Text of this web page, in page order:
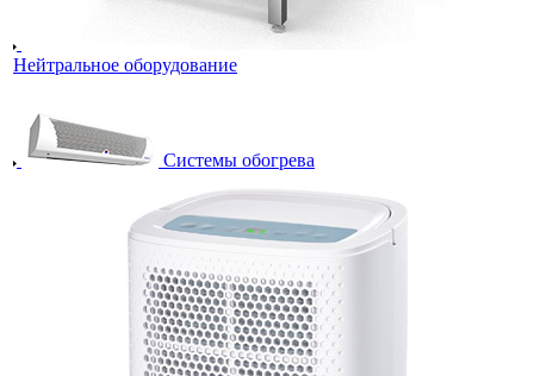
Нейтральное оборудование
Системы обогрева